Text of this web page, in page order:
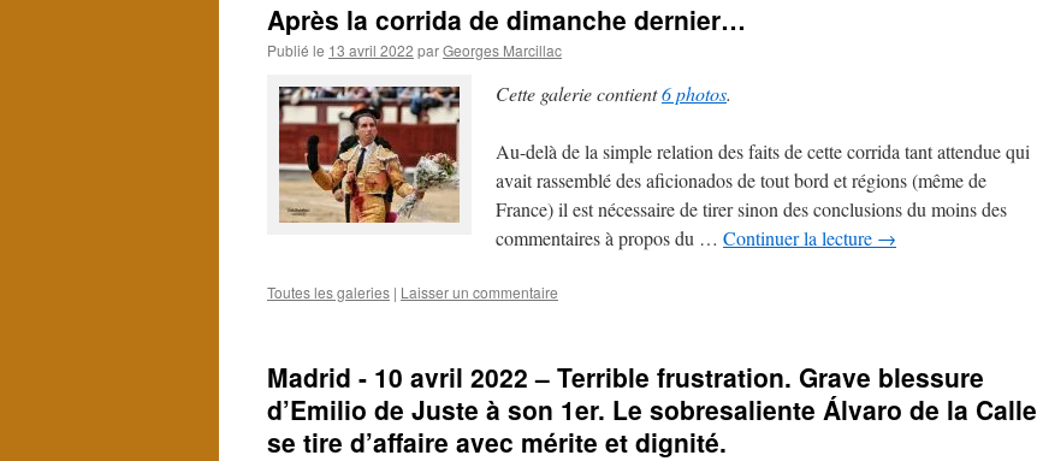
Après la corrida de dimanche dernier…
Publié le 13 avril 2022 parGeorges Marcillac
Cette galerie contient6 photos.
Au-delà de la simple relation des faits de cette corrida tant attendue qui
avait rassemblé des aficionados de tout bord et régions (même de
France) il est nécessaire de tirer sinon des conclusions du moins des
commentaires à propos du … Continuer la lecture →
Toutes les galeries | Laisser un commentaire
Madrid - 10 avril 2022 – Terrible frustration. Grave blessure
d’Emilio de Juste à son 1er. Le sobresaliente Álvaro de la Calle
se tire d’affaire avec mérite et dignité.